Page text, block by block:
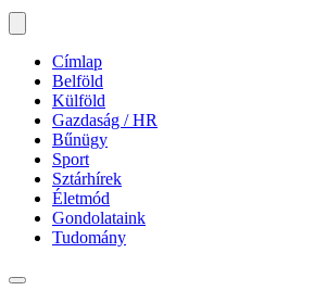
Címlap
Belföld
Külföld
Gazdaság / HR
Bűnügy
Sport
Sztárhírek
Életmód
Gondolataink
Tudomány